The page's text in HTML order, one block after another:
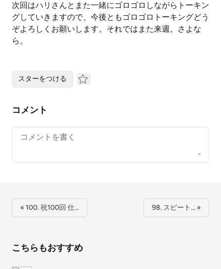
次回はハリさんとまた一緒にゴロゴロしながらトーキン
グしていきますので、今後ともゴロゴロトーキングどう
ぞよろしくお願いします。それではまた来週。さよな
ら。
スターをつける
コメント
Your comment
« 100. 祝100回 仕… 98. スピート… »
こちらもおすすめ